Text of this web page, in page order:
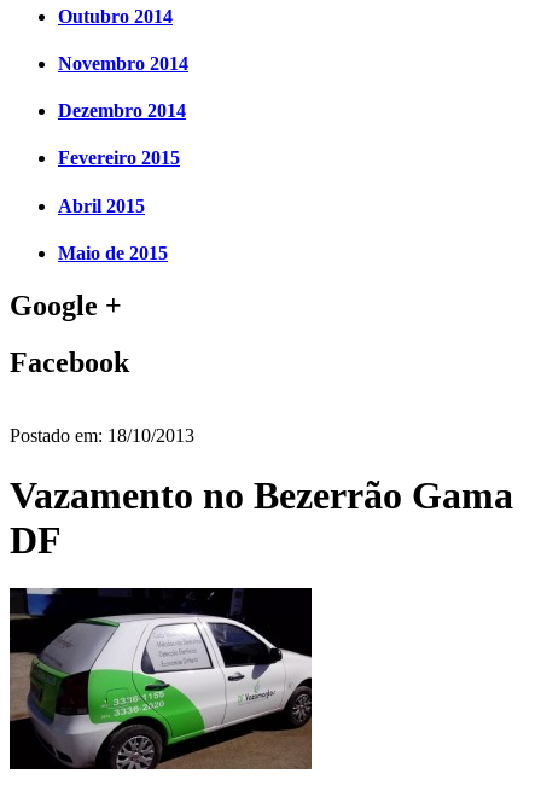
Outubro 2014
Novembro 2014
Dezembro 2014
Fevereiro 2015
Abril 2015
Maio de 2015
Google +
Facebook
Postado em: 18/10/2013
Vazamento no Bezerrão Gama
DF